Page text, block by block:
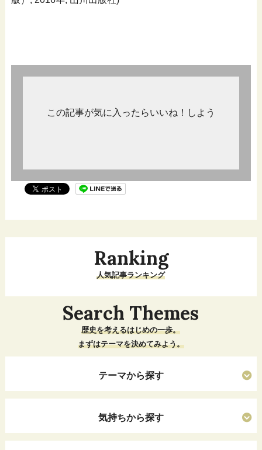
この記事が気に入ったらいいね！しよう
Ranking
人気記事ランキング
Search Themes
歴史を考えるはじめの一歩。
まずはテーマを決めてみよう。
テーマから探す
気持ちから探す